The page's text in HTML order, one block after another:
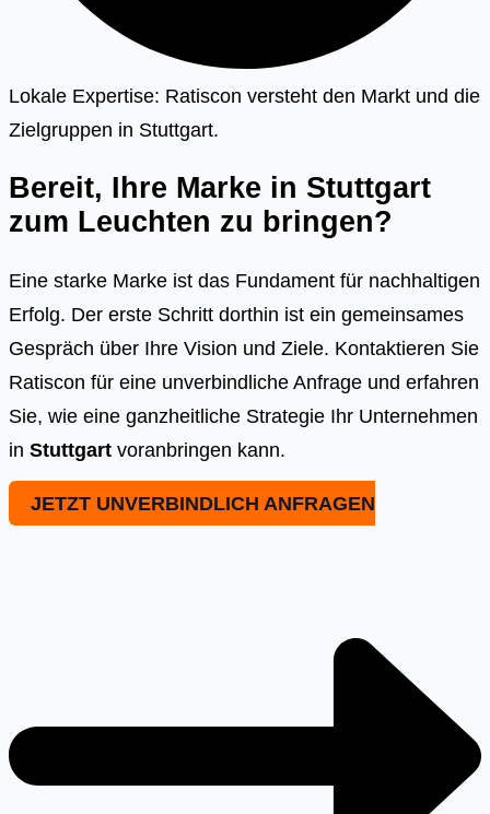
Lokale Expertise: Ratiscon versteht den Markt und die
Zielgruppen in Stuttgart.
Bereit, Ihre Marke in Stuttgart
zum Leuchten zu bringen?
Eine starke Marke ist das Fundament für nachhaltigen
Erfolg. Der erste Schritt dorthin ist ein gemeinsames
Gespräch über Ihre Vision und Ziele. Kontaktieren Sie
Ratiscon für eine unverbindliche Anfrage und erfahren
Sie, wie eine ganzheitliche Strategie Ihr Unternehmen
in Stuttgart voranbringen kann.
JETZT UNVERBINDLICH ANFRAGEN